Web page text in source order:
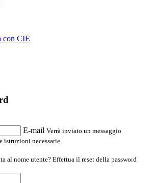
con CIE
E-mail Verrà inviato un messaggio
necessarie.
al nome utente? Effettua il reset della password